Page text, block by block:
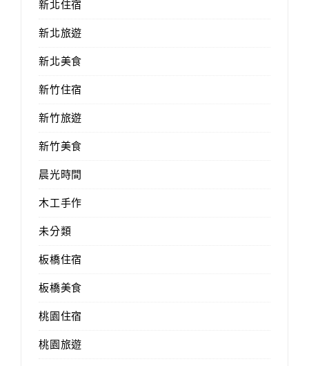
新北住宿
新北旅遊
新北美食
新竹住宿
新竹旅遊
新竹美食
晨光時間
木工手作
未分類
板橋住宿
板橋美食
桃園住宿
桃園旅遊